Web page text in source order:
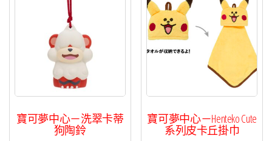
寶可夢中心－洗翠卡蒂
狗陶鈴
寶可夢中心－Henteko Cute
系列皮卡丘掛巾